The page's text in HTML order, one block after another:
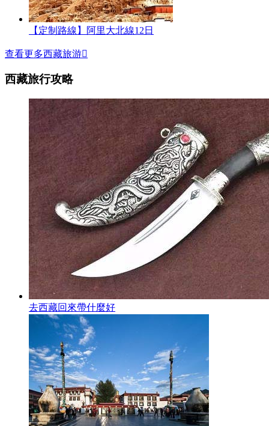
【定制路線】阿里大北線12日
查看更多西藏旅游
西藏旅行攻略
去西藏回來帶什麼好